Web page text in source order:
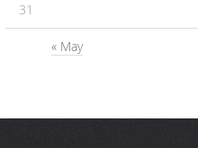
« May
31